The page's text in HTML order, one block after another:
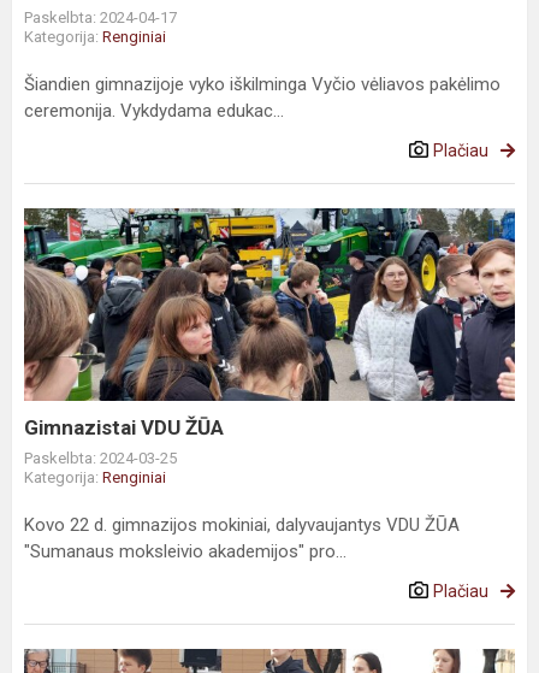
Paskelbta: 2024-04-17
Kategorija: Renginiai
Šiandien gimnazijoje vyko iškilminga Vyčio vėliavos pakėlimo
ceremonija. Vykdydama edukac...
Plačiau
Gimnazistai VDU ŽŪA
Paskelbta: 2024-03-25
Kategorija: Renginiai
Kovo 22 d. gimnazijos mokiniai, dalyvaujantys VDU ŽŪA
"Sumanaus moksleivio akademijos" pro...
Plačiau